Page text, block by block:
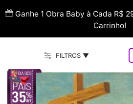
Ganhe 1 Obra Baby à Cada R$
Carrinho!
FILTROS ▼